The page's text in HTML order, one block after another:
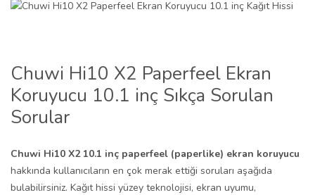
Chuwi Hi10 X2 Paperfeel Ekran
Koruyucu 10.1 inç Sıkça Sorulan
Sorular
Chuwi Hi10 X2 10.1 inç paperfeel (paperlike) ekran koruyucu
hakkında kullanıcıların en çok merak ettiği soruları aşağıda
bulabilirsiniz. Kağıt hissi yüzey teknolojisi, ekran uyumu,